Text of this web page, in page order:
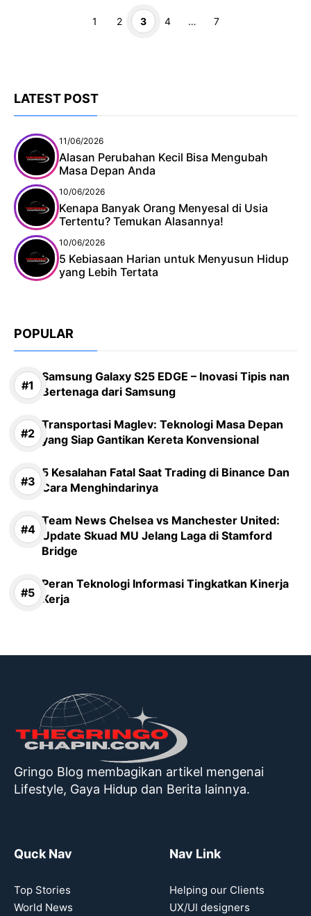
Page
1 Page
2 Page
3 Page
4 … Page
7
LATEST POST
11/06/2026
Alasan Perubahan Kecil Bisa Mengubah
Masa Depan Anda
10/06/2026
Kenapa Banyak Orang Menyesal di Usia
Tertentu? Temukan Alasannya!
10/06/2026
5 Kebiasaan Harian untuk Menyusun Hidup
yang Lebih Tertata
POPULAR
Samsung Galaxy S25 EDGE – Inovasi Tipis nan
Bertenaga dari Samsung
Transportasi Maglev: Teknologi Masa Depan
yang Siap Gantikan Kereta Konvensional
5 Kesalahan Fatal Saat Trading di Binance Dan
Cara Menghindarinya
Team News Chelsea vs Manchester United:
Update Skuad MU Jelang Laga di Stamford
Bridge
Peran Teknologi Informasi Tingkatkan Kinerja
Kerja
Gringo Blog membagikan artikel mengenai
Lifestyle, Gaya Hidup dan Berita lainnya.
Quck Nav
Top Stories
World News
Nav Link
Helping our Clients
UX/UI designers